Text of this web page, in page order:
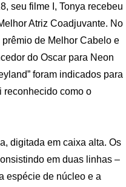
seu filme I, Tonya recebeu
Atriz Coadjuvante. No
prêmio de Melhor Cabelo e
do Oscar para Neon
foram indicados para
reconhecido como o
digitada em caixa alta. Os
em duas linhas –
espécie de núcleo e a